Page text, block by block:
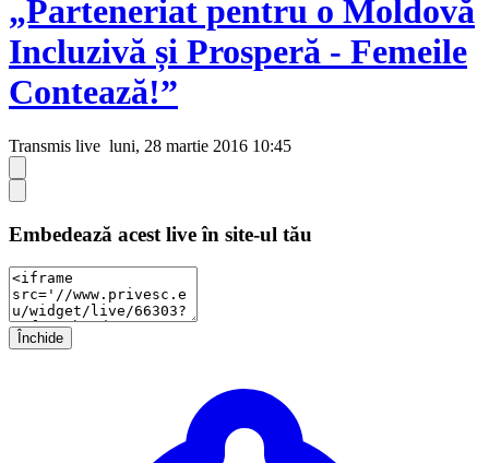
„Parteneriat pentru o Moldovă
Incluzivă și Prosperă - Femeile
Contează!”
Transmis live luni, 28 martie 2016 10:45
Embedează acest live în site-ul tău
Închide